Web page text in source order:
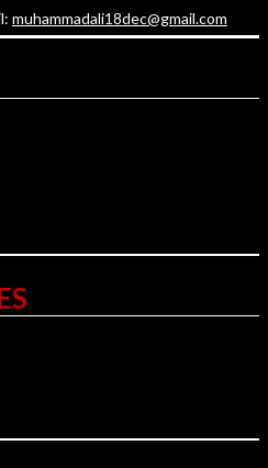
muhammadali18dec@gmail.com